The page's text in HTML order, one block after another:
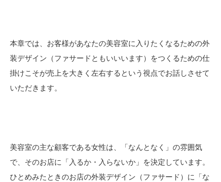
本章では、お客様があなたの美容室に入りたくなるための外
装デザイン（ファサードともいいいます）をつくるための仕
掛けこそが売上を大きく左右するという視点でお話しさせて
いただきます。
美容室の主な顧客である女性は、「なんとなく」の雰囲気
で、そのお店に「入るか・入らないか」を決定しています。
ひとめみたときのお店の外装デザイン（ファサード）に「な